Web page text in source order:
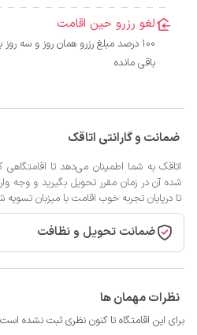
لغو رزرو حین اقامت
باقی مانده
ضمانت و گارانتی اتاقک
اتاقک به شما اطمینان می‌دهد تا
شده آن در زمان مقرر تحویل بگیرید و وجه
تا درپایان تجربه خوب اقامت با میزبان تسویه
ضمانت تحویل و نظافت
نظرات مهمان ها
برای این اقامتگاه تا کنون نظری ثبت نشده